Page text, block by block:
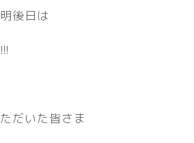
後日は
だいた皆さま